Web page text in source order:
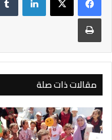
طباعة
مقالات ذات صلة